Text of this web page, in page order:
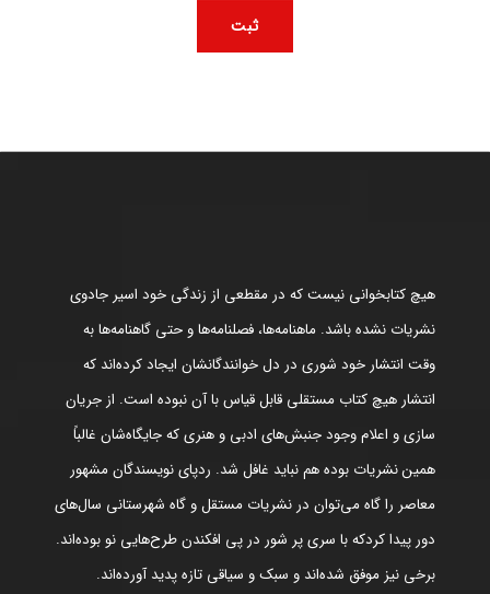
هیچ کتابخوانی نیست که در مقطعی از زندگی خود اسیر جادوی
نشریات نشده باشد. ماهنامه‌ها، فصلنامه‌ها و حتی گاهنامه‌ها به
وقت انتشار خود شوری در دل خوانندگانشان ایجاد کرده‌اند که
انتشار هیچ کتاب مستقلی قابل قیاس با آن نبوده است. از جریان
سازی و اعلام وجود جنبش‌های ادبی و هنری که جایگاه‌شان غالباً
همین نشریات بوده هم نباید غافل شد. ردپای نویسندگان مشهور
معاصر را گاه می‌توان در نشریات مستقل و گاه شهرستانی سال‌های
دور پیدا کردکه با سری پر شور در پی افکندن طرح‌هایی نو بوده‌اند.
برخی نیز موفق شده‌اند و سبک و سیاقی تازه پدید آورده‌اند.